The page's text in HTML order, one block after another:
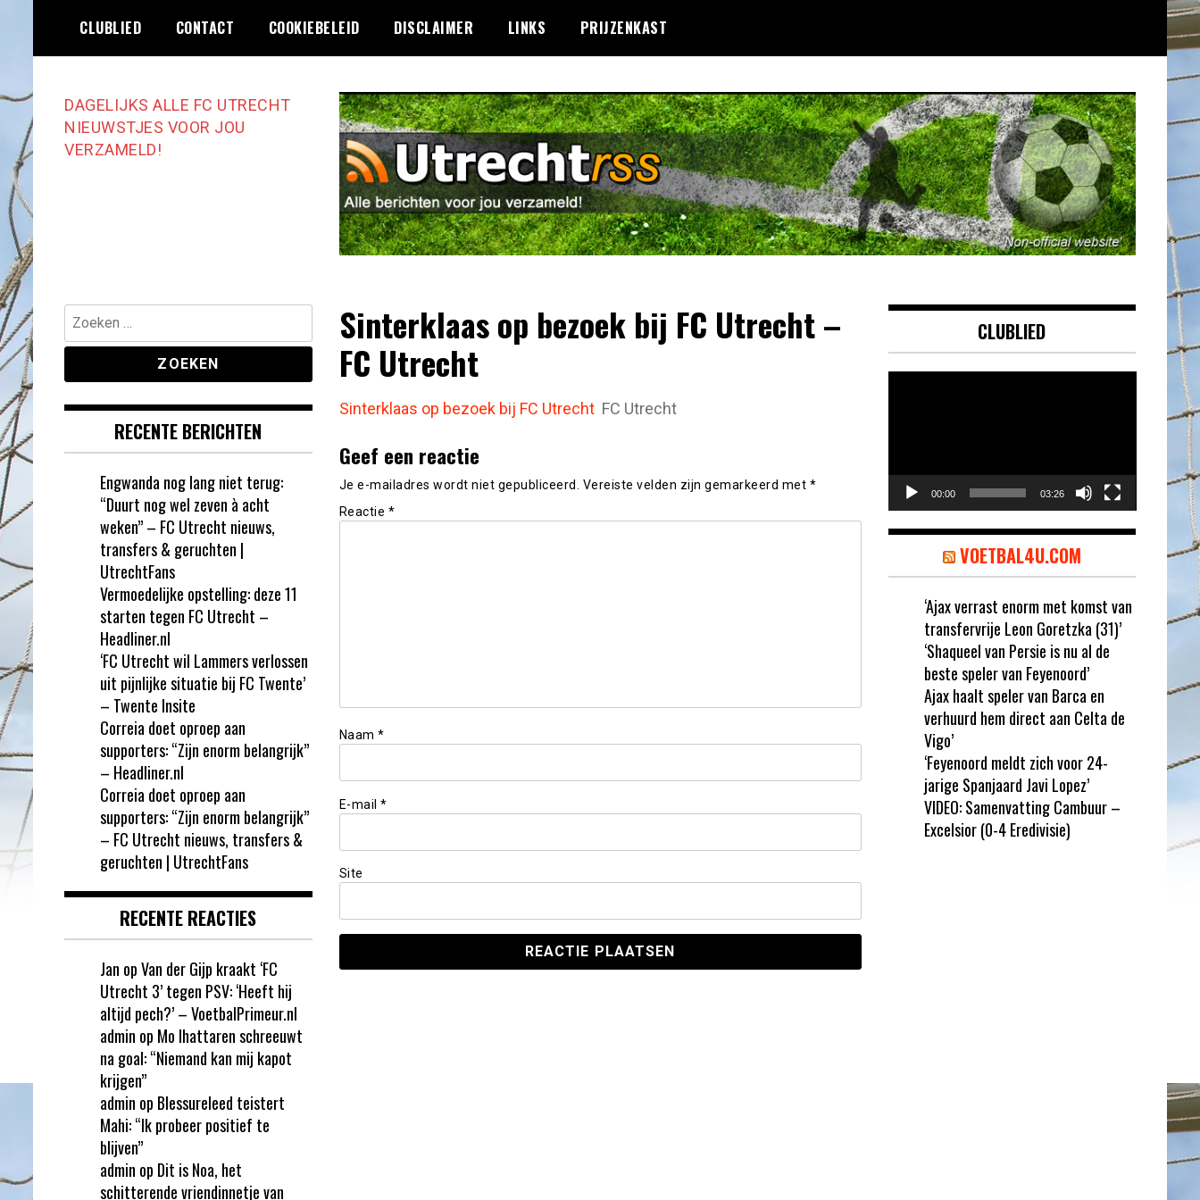
de
CLUBLIED CONTACT COOKIEBELEID DISCLAIMER LINKS PRIJZENKAST
DAGELIJKS ALLE FC UTRECHT
NIEUWSTJES VOOR JOU
VERZAMELD!
Sinterklaas op bezoek bij FC Utrecht –
FC Utrecht
Sinterklaas op bezoek bij FC Utrecht FC Utrecht
Geef een reactie
Je e-mailadres wordt niet gepubliceerd. Vereiste velden zijn gemarkeerd met *
Reactie *
Naam *
E-mail *
Site
Zoeken
naar:
RECENTE BERICHTEN
Engwanda nog lang niet terug:
“Duurt nog wel zeven à acht
weken” – FC Utrecht nieuws,
transfers & geruchten |
UtrechtFans
Vermoedelijke opstelling: deze 11
starten tegen FC Utrecht –
Headliner.nl
‘FC Utrecht wil Lammers verlossen
uit pijnlijke situatie bij FC Twente’
– Twente Insite
Correia doet oproep aan
supporters: “Zijn enorm belangrijk”
– Headliner.nl
Correia doet oproep aan
supporters: “Zijn enorm belangrijk”
– FC Utrecht nieuws, transfers &
geruchten | UtrechtFans
RECENTE REACTIES
Jan opVan der Gijp kraakt ‘FC
Utrecht 3’ tegen PSV: ‘Heeft hij
altijd pech?’ – VoetbalPrimeur.nl
admin op Mo Ihattaren schreeuwt
na goal: “Niemand kan mij kapot
krijgen”
admin op Blessureleed teistert
Mahi: “Ik probeer positief te
blijven”
admin op Dit is Noa, het
schitterende vriendinnetje van
CLUBLIED
00:00 03:26
VOETBAL4U.COM
‘Ajax verrast enorm met komst van
transfervrije Leon Goretzka (31)’
‘Shaqueel van Persie is nu al de
beste speler van Feyenoord’
Ajax haalt speler van Barca en
verhuurd hem direct aan Celta de
Vigo’
‘Feyenoord meldt zich voor 24-
jarige Spanjaard Javi Lopez’
VIDEO: Samenvatting Cambuur –
Excelsior (0-4 Eredivisie)